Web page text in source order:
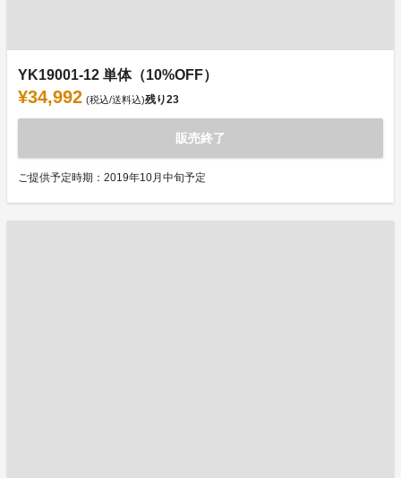
YK19001-12 単体（10%OFF）
¥34,992 (税込/送料込)残り23
販売終了
ご提供予定時期：2019年10月中旬予定